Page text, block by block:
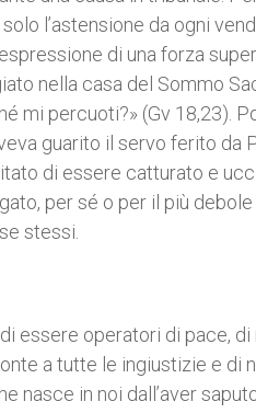
l’astensione da ogni
di una forza
nella casa del Sommo
mi percuoti?» (Gv 18,23).
guarito il servo ferito da
di essere catturato e
per sé o per il più
stessi.
essere operatori di pace,
a tutte le ingiustizie e di
nasce in noi dall’aver